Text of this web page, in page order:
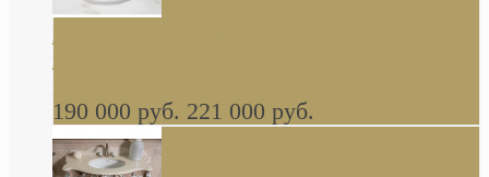
Decorated Bathroom раковина овальная
встраиваемая для ванной с рисунком синяя
роза В НАЛИЧИИ
190 000 руб. 221 000 руб.